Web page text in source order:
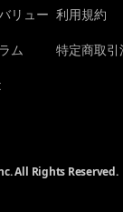
リュー
ム
利用規約
特定商取
All Rights Reserved.